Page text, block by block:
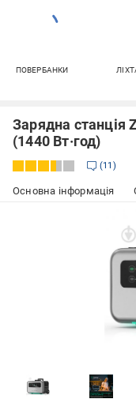
ПОВЕРБАНКИ
Зарядна станція
(1440 Вт·год)
11
Основна інформація